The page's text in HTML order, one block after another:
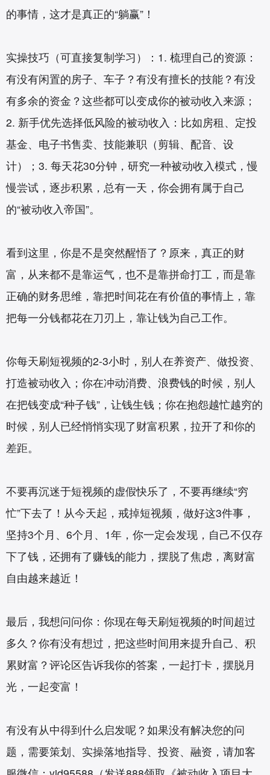
的事情，这才是真正的“躺赢”！
实操技巧（可直接复制学习）：1. 梳理自己的资源：
有没有闲置的房子、车子？有没有擅长的技能？有没
有多余的资金？这些都可以变成你的被动收入来源；
2. 新手优先选择低风险的被动收入：比如房租、定投
基金、电子书售卖、技能兼职（剪辑、配音、设
计）；3. 每天花30分钟，研究一种被动收入模式，慢
慢尝试，逐步积累，总有一天，你会拥有属于自己
的“被动收入帝国”。
看到这里，你是不是突然醒悟了？原来，真正的财
富，从来都不是靠运气，也不是靠拼命打工，而是靠
正确的财务思维，靠把时间花在有价值的事情上，靠
把每一分钱都花在刀刃上，靠让钱为自己工作。
你每天刷短视频的2-3小时，别人在养资产、做投资、
打造被动收入；你在冲动消费、浪费钱的时候，别人
在把钱变成“种子钱”，让钱生钱；你在抱怨越忙越穷的
时候，别人已经悄悄实现了财富积累，拉开了和你的
差距。
不要再沉迷于短视频的虚假快乐了，不要再继续“穷
忙”下去了！从今天起，戒掉短视频，做好这3件事，
坚持3个月、6个月、1年，你一定会发现，自己不仅存
下了钱，还拥有了赚钱的能力，摆脱了焦虑，离财富
自由越来越近！
最后，我想问问你：你现在每天刷短视频的时间超过
多久？你有没有想过，把这些时间用来提升自己、积
累财富？评论区告诉我你的答案，一起打卡，摆脱月
光，一起变富！
有没有从中得到什么启发呢？如果没有解决您的问
题，需要策划、实操落地指导、投资、融资，请加客